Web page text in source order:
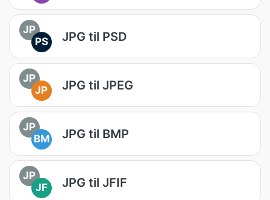
JP
PS
JPG til PSD
JP
JP
JPG til JPEG
JP
BM
JPG til BMP
JP
JF
JPG til JFIF